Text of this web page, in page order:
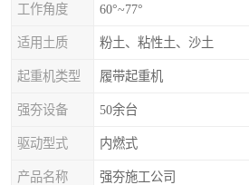
工作角度 60°~77°
适用土质 粉土、粘性土、沙土
起重机类型 履带起重机
强夯设备 50余台
驱动型式 内燃式
产品名称 强夯施工公司